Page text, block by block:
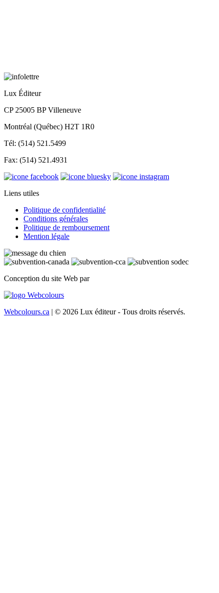
Lux Éditeur
CP 25005 BP Villeneuve
Montréal (Québec) H2T 1R0
Tél: (514) 521.5499
Fax: (514) 521.4931
Liens utiles
Politique de confidentialité
Conditions générales
Politique de remboursement
Mention légale
Conception du site Web par
Webcolours.ca | © 2026 Lux éditeur - Tous droits réservés.